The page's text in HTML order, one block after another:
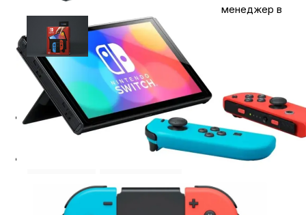
менеджер в
⭐️ Отзывы о нас ⭐️ Где купить